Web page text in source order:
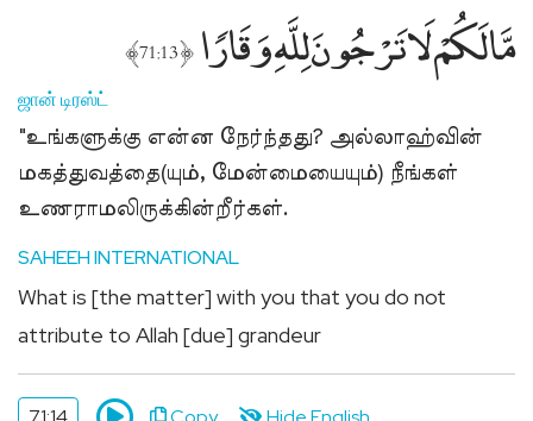
مَّا لَكُمْ لَا تَرْجُونَ لِلَّهِ وَقَارًۭا ﴿71:13﴾
ஜான் டிரஸ்ட்
"உங்களுக்கு என்ன நேர்ந்தது? அல்லாஹ்வின்
மகத்துவத்தை(யும், மேன்மையையும்) நீங்கள்
உணராமலிருக்கின்றீர்கள்.
SAHEEH INTERNATIONAL
What is [the matter] with you that you do not
attribute to Allah [due] grandeur